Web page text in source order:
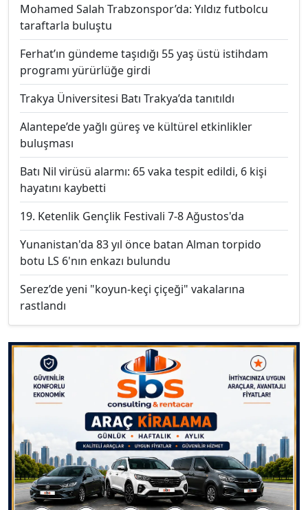
Mohamed Salah Trabzonspor’da: Yıldız futbolcu
taraftarla buluştu
Ferhat’ın gündeme taşıdığı 55 yaş üstü istihdam
programı yürürlüğe girdi
Trakya Üniversitesi Batı Trakya’da tanıtıldı
Alantepe’de yağlı güreş ve kültürel etkinlikler
buluşması
Batı Nil virüsü alarmı: 65 vaka tespit edildi, 6 kişi
hayatını kaybetti
19. Ketenlik Gençlik Festivali 7-8 Ağustos'da
Yunanistan'da 83 yıl önce batan Alman torpido
botu LS 6'nın enkazı bulundu
Serez’de yeni "koyun-keçi çiçeği" vakalarına
rastlandı